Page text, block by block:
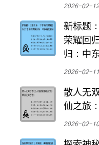
2026-02-
新标题
荣耀回
归：中
2026-02-
散人无
仙之旅
2026-02-